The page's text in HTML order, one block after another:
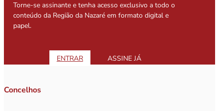
Torne-se assinante e tenha acesso exclusivo a todo o
conteúdo da Região da Nazaré em formato digital e
papel.
ENTRAR ASSINE JÁ
Concelhos